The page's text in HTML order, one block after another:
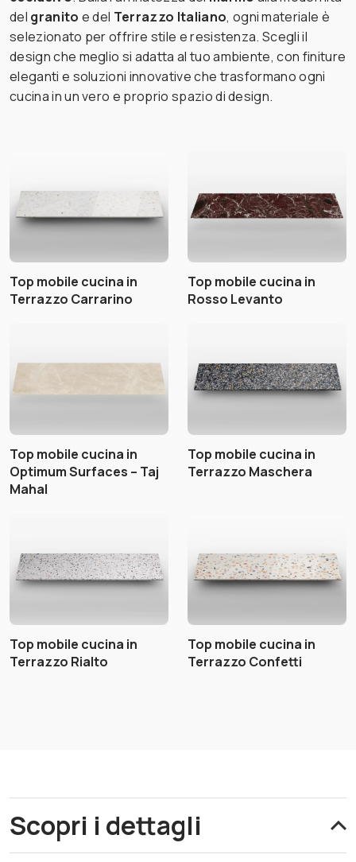
del granito e del Terrazzo Italiano, ogni materiale è
selezionato per offrire stile e resistenza. Scegli il
design che meglio si adatta al tuo ambiente, con finiture
eleganti e soluzioni innovative che trasformano ogni
cucina in un vero e proprio spazio di design.
Top mobile cucina in
Terrazzo Carrarino
Top mobile cucina in
Rosso Levanto
Top mobile cucina in
Optimum Surfaces – Taj
Mahal
Top mobile cucina in
Terrazzo Maschera
Top mobile cucina in
Terrazzo Rialto
Top mobile cucina in
Terrazzo Confetti
Scopri i dettagli